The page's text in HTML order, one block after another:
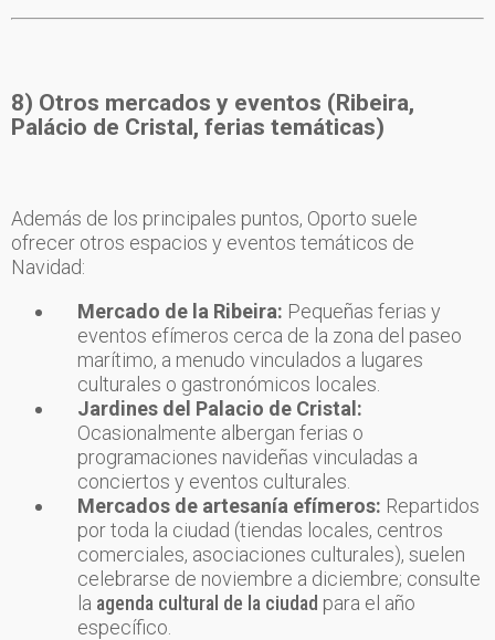
8) Otros mercados y eventos (Ribeira,
Palácio de Cristal, ferias temáticas)
Además de los principales puntos, Oporto suele
ofrecer otros espacios y eventos temáticos de
Navidad:
Mercado de la Ribeira: Pequeñas ferias y
eventos efímeros cerca de la zona del paseo
marítimo, a menudo vinculados a lugares
culturales o gastronómicos locales.
Jardines del Palacio de Cristal:
Ocasionalmente albergan ferias o
programaciones navideñas vinculadas a
conciertos y eventos culturales.
Mercados de artesanía efímeros: Repartidos
por toda la ciudad (tiendas locales, centros
comerciales, asociaciones culturales), suelen
celebrarse de noviembre a diciembre; consulte
la agenda cultural de la ciudad para el año
específico.